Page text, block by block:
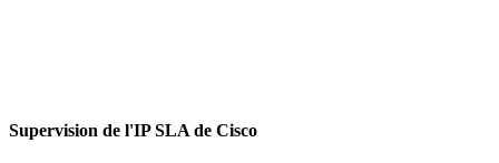
Supervision de l'IP SLA de Cisco